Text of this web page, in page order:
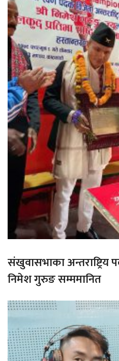
संखुवासभाका
निमेश गुरुङ सम्ममानित